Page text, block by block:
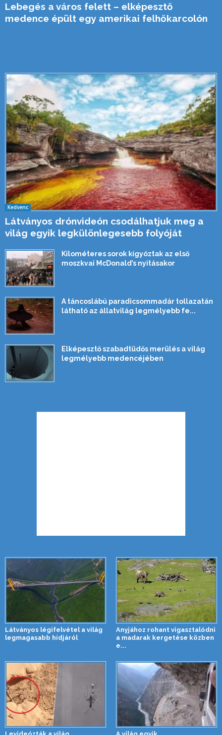
Lebegés a város felett – elképesztő
medence épült egy amerikai felhőkarcolón
Kedvenc
Látványos drónvideón csodálhatjuk meg a
világ egyik legkülönlegesebb folyóját
Kilométeres sorok kígyóztak az első
moszkvai McDonald’s nyitásakor
A táncoslábú paradicsommadár tollazatán
látható az állatvilág legmélyebb fe...
Elképesztő szabadtüdős merülés a világ
legmélyebb medencéjében
Látványos légifelvétel a világ
legmagasabb hídjáról
Anyjához rohant vigasztalódni
a madarak kergetése közben
e...